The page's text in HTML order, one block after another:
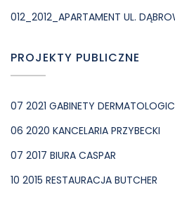
012_2012_APARTAMENT UL.
PROJEKTY PUBLICZNE
07 2021 GABINETY
06 2020 KANCELARIA PRZYBECKI
07 2017 BIURA CASPAR
10 2015 RESTAURACJA BUTCHER